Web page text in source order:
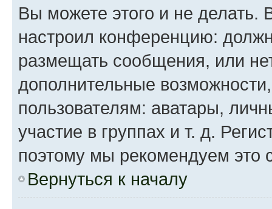
Вы можете этого и не делать.
настроил конференцию:
размещать сообщения, или
дополнительные
пользователям: аватары,
участие в группах и т. д.
поэтому мы рекомендуем это
Вернуться к началу